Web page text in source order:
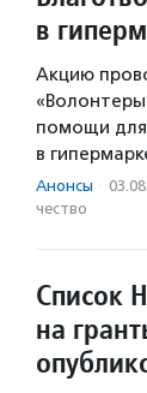
в
Акцию
помощи
в
Анонсы ·
чест­во
Список
на